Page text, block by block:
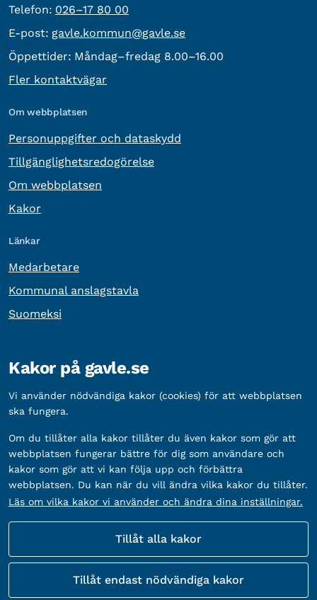
Telefon: Telefon:
026–17 80 00
E-post: E-post:
gavle.kommun@gavle.se
Öppettider: Måndag–fredag 8.00–16.00
Fler kontaktvägar
Om webbplatsen
Personuppgifter och dataskydd
Tillgänglighetsredogörelse
Om webbplatsen
Kakor
Länkar
Medarbetare
Kommunal anslagstavla
Suomeksi
Organisationsnummer: 212000-2338
Bankgironummer: 5888-2333
Fler sätt att följa oss
Kakor på gavle.se
Vi använder nödvändiga kakor (cookies) för att webbplatsen
ska fungera.
Om du tillåter alla kakor tillåter du även kakor som gör att
webbplatsen fungerar bättre för dig som användare och
kakor som gör att vi kan följa upp och förbättra
webbplatsen. Du kan när du vill ändra vilka kakor du tillåter.
Läs om vilka kakor vi använder och ändra dina inställningar.
Tillåt alla kakor
Tillåt endast nödvändiga kakor